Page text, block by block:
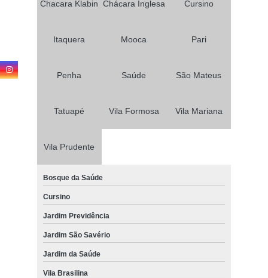
Chacara Klabin Chácara Inglesa Cursino
Itaquera Mooca Pari
Penha Saúde São Mateus
Tatuapé Vila Formosa Vila Mariana
Vila Prudente
Bosque da Saúde
Cursino
Jardim Previdência
Jardim São Savério
Jardim da Saúde
Vila Brasilina